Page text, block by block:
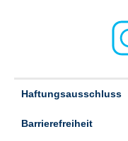
Haftungsausschluss
Barrierefreiheit